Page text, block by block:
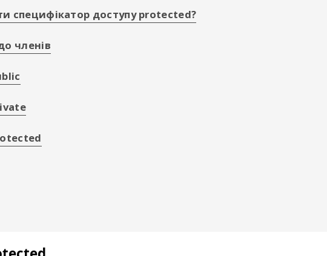
специфікатор доступу protected?
членів